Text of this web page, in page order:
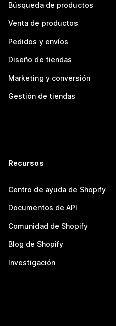
Búsqueda de productos
Venta de productos
Pedidos y envíos
Diseño de tiendas
Marketing y conversión
Gestión de tiendas
Recursos
Centro de ayuda de Shopify
Documentos de API
Comunidad de Shopify
Blog de Shopify
Investigación